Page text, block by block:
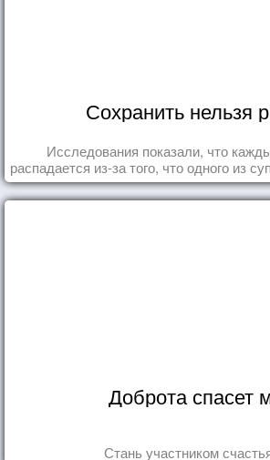
Сохранить нельзя
Исследования показали, что
распадается из-за того, что одного из
та роль, которая выпала
Доброта спасет
Стань участником